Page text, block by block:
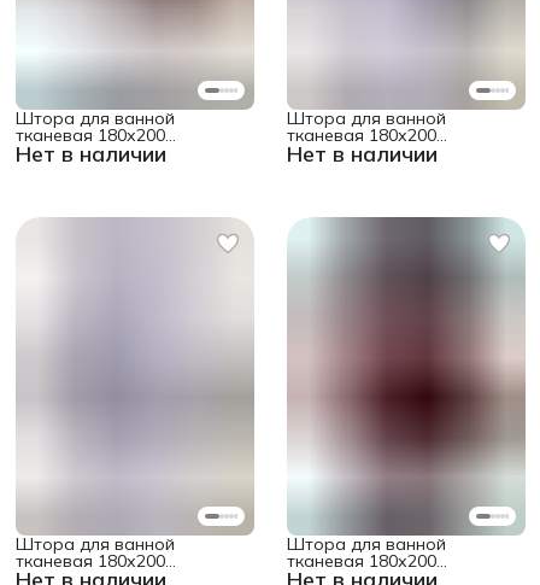
Нет в наличии
Штора для ванной
тканевая 180х200
водоотталкивающая
"Веселый смайл"
Нет в наличии
Штора для ванной
тканевая 180х200
водоотталкивающая
"Смешной ослик"
Штора для ванной
тканевая 180х200
водоотталкивающая
Штора для ванной
тканевая 180х200
водоотталкивающая